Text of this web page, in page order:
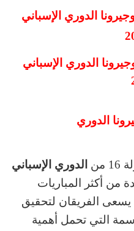
الدوري الإسباني
الدوري
الدوري الإسباني
من أكثر المباريات
الفريقان لتحقيق
التي تحمل أهمية